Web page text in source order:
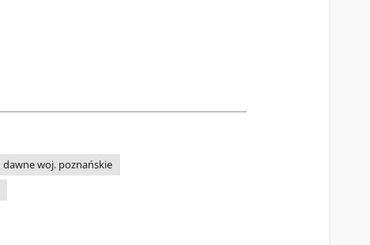
dawne woj. poznańskie